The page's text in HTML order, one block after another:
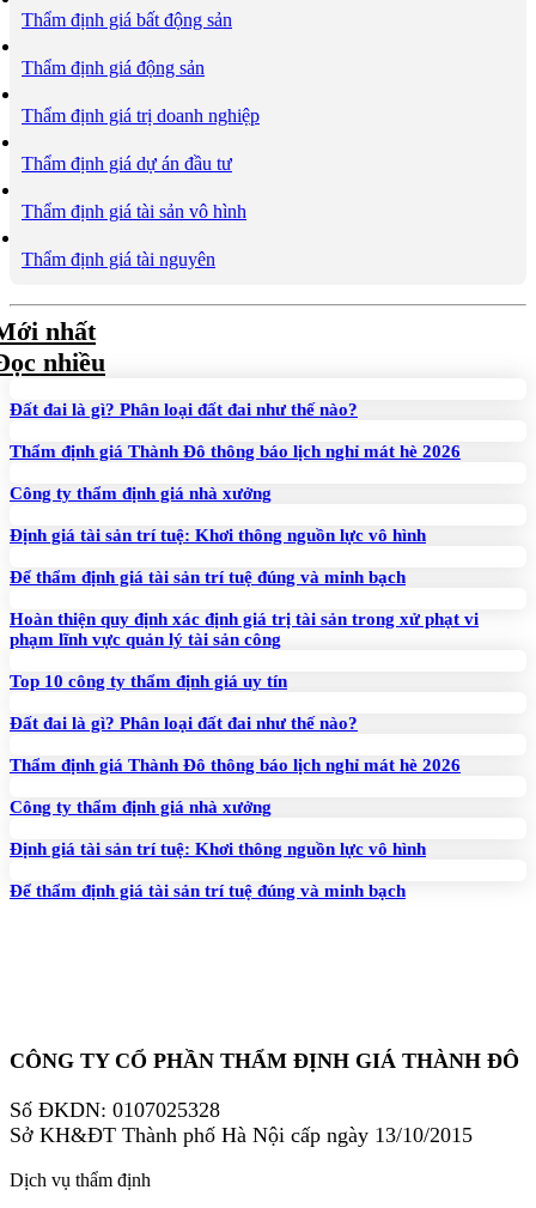
Thẩm định giá bất động sản
Thẩm định giá động sản
Thẩm định giá trị doanh nghiệp
Thẩm định giá dự án đầu tư
Thẩm định giá tài sản vô hình
Thẩm định giá tài nguyên
nhất
nhiều
Đất đai là gì? Phân loại đất đai như thế nào?
Thẩm định giá Thành Đô thông báo lịch nghỉ mát hè 2026
Công ty thẩm định giá nhà xưởng
Định giá tài sản trí tuệ: Khơi thông nguồn lực vô hình
Để thẩm định giá tài sản trí tuệ đúng và minh bạch
Hoàn thiện quy định xác định giá trị tài sản trong xử phạt vi
phạm lĩnh vực quản lý tài sản công
Top 10 công ty thẩm định giá uy tín
Đất đai là gì? Phân loại đất đai như thế nào?
Thẩm định giá Thành Đô thông báo lịch nghỉ mát hè 2026
Công ty thẩm định giá nhà xưởng
Định giá tài sản trí tuệ: Khơi thông nguồn lực vô hình
Để thẩm định giá tài sản trí tuệ đúng và minh bạch
CÔNG TY CỔ PHẦN THẨM ĐỊNH GIÁ THÀNH ĐÔ
Số ĐKDN: 0107025328
Sở KH&ĐT Thành phố Hà Nội cấp ngày 13/10/2015
Dịch vụ thẩm định